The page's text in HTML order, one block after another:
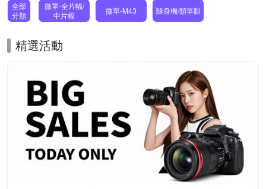
全部
分類
微單-全片幅/
中片幅
微單-M43 隨身機/類單眼
精選活動